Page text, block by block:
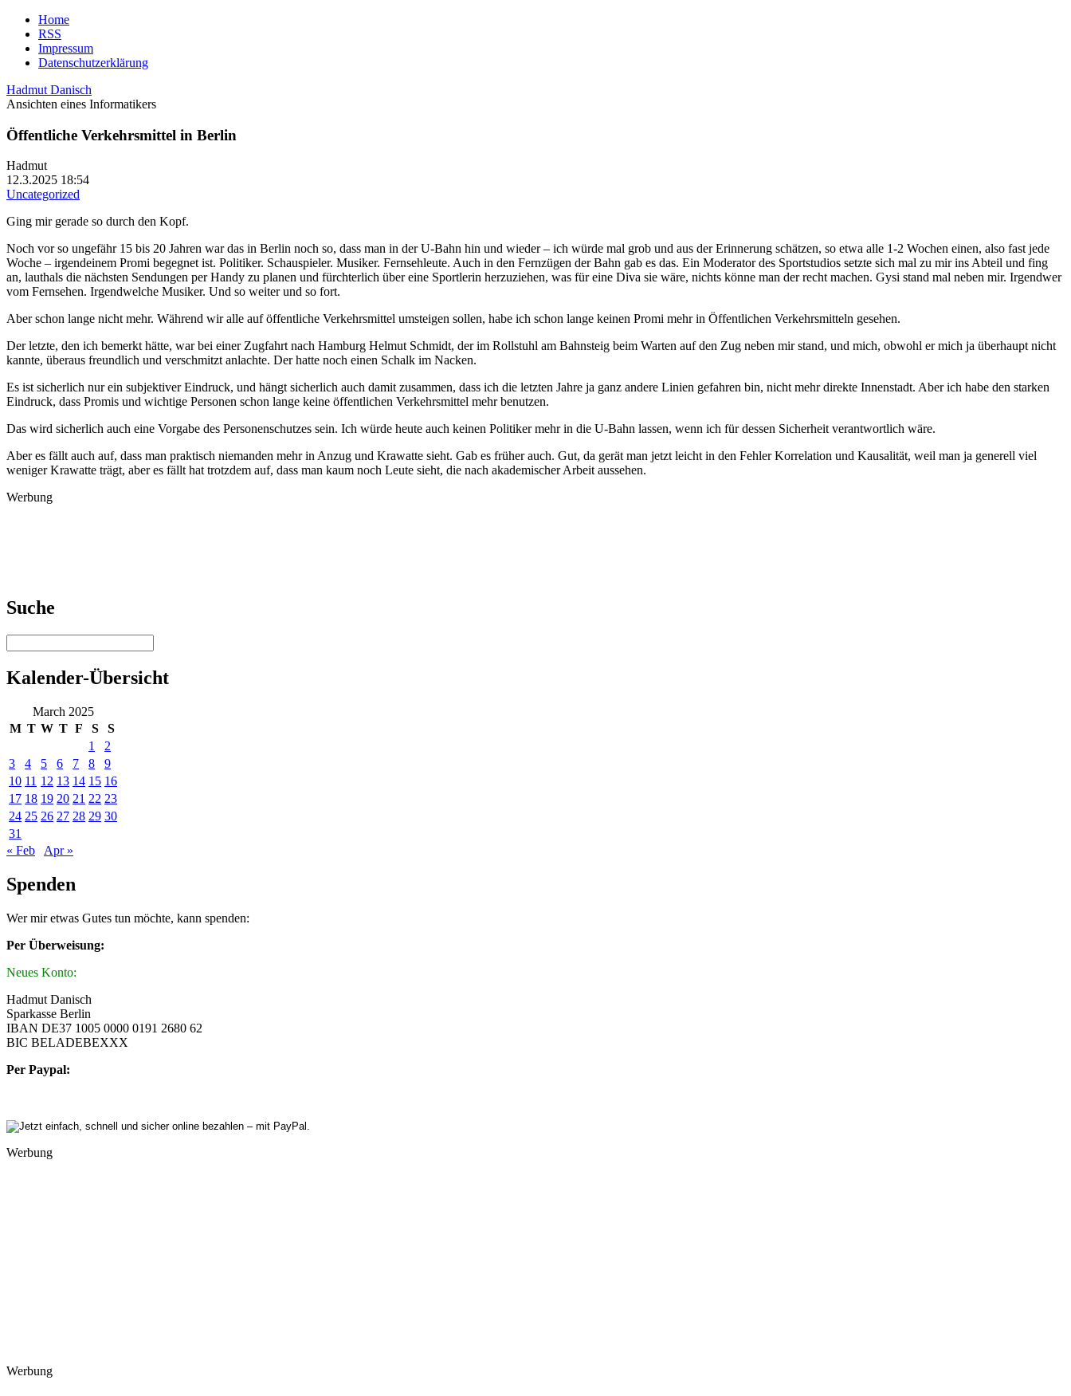
Home
RSS
Impressum
Datenschutzerklärung
Hadmut Danisch
Ansichten eines Informatikers
Öffentliche Verkehrsmittel in Berlin
Hadmut
12.3.2025 18:54
Uncategorized
Ging mir gerade so durch den Kopf.
Noch vor so ungefähr 15 bis 20 Jahren war das in Berlin noch so, dass man in der U-Bahn hin und wieder – ich würde mal grob und aus der Erinnerung schätzen, so etwa alle 1-2 Wochen einen, also fast jede
Woche – irgendeinem Promi begegnet ist. Politiker. Schauspieler. Musiker. Fernsehleute. Auch in den Fernzügen der Bahn gab es das. Ein Moderator des Sportstudios setzte sich mal zu mir ins Abteil und fing
an, lauthals die nächsten Sendungen per Handy zu planen und fürchterlich über eine Sportlerin herzuziehen, was für eine Diva sie wäre, nichts könne man der recht machen. Gysi stand mal neben mir. Irgendwer
vom Fernsehen. Irgendwelche Musiker. Und so weiter und so fort.
Aber schon lange nicht mehr. Während wir alle auf öffentliche Verkehrsmittel umsteigen sollen, habe ich schon lange keinen Promi mehr in Öffentlichen Verkehrsmitteln gesehen.
Der letzte, den ich bemerkt hätte, war bei einer Zugfahrt nach Hamburg Helmut Schmidt, der im Rollstuhl am Bahnsteig beim Warten auf den Zug neben mir stand, und mich, obwohl er mich ja überhaupt nicht
kannte, überaus freundlich und verschmitzt anlachte. Der hatte noch einen Schalk im Nacken.
Es ist sicherlich nur ein subjektiver Eindruck, und hängt sicherlich auch damit zusammen, dass ich die letzten Jahre ja ganz andere Linien gefahren bin, nicht mehr direkte Innenstadt. Aber ich habe den starken
Eindruck, dass Promis und wichtige Personen schon lange keine öffentlichen Verkehrsmittel mehr benutzen.
Das wird sicherlich auch eine Vorgabe des Personenschutzes sein. Ich würde heute auch keinen Politiker mehr in die U-Bahn lassen, wenn ich für dessen Sicherheit verantwortlich wäre.
Aber es fällt auch auf, dass man praktisch niemanden mehr in Anzug und Krawatte sieht. Gab es früher auch. Gut, da gerät man jetzt leicht in den Fehler Korrelation und Kausalität, weil man ja generell viel
weniger Krawatte trägt, aber es fällt hat trotzdem auf, dass man kaum noch Leute sieht, die nach akademischer Arbeit aussehen.
Werbung
Suche
Kalender-Übersicht
March 2025
M T W T F S
S
1
2
3
4 5 6 7 8
9
10 11 12 13 14 15 16
17 18 19 20 21 22 23
24 25 26 27 28 29 30
31
« Feb
Apr »
Spenden
Wer mir etwas Gutes tun möchte, kann spenden:
Per Überweisung:
Neues Konto:
Hadmut Danisch
Sparkasse Berlin
IBAN DE37 1005 0000 0191 2680 62
BIC BELADEBEXXX
Per Paypal:
Werbung
Werbung